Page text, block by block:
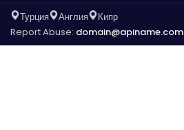
Турция Англия
Кипр
Report Abuse: domain@apiname.com